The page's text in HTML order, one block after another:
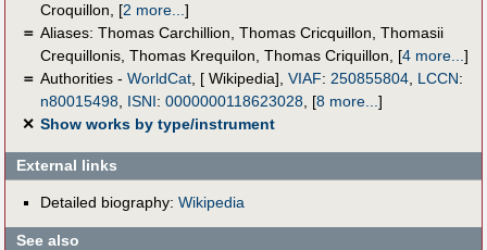
Croquillon, [2 more...]
＝ Aliases: Thomas Carchillion, Thomas Cricquillon, Thomasii
Crequillonis, Thomas Krequilon, Thomas Criquillon, [4 more...]
＝ Authorities - WorldCat, [ Wikipedia], VIAF: 250855804, LCCN:
n80015498, ISNI: 0000000118623028, [8 more...]
✕ Show works by type/instrument
External links
Detailed biography: Wikipedia
See also